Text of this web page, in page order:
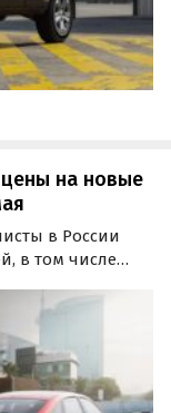
цены на новые
в России
в том числе
на российском